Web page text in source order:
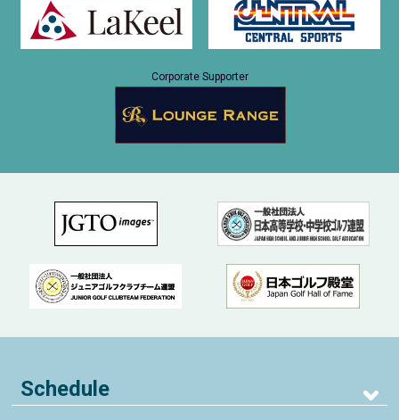
Corporate Supporter
Schedule